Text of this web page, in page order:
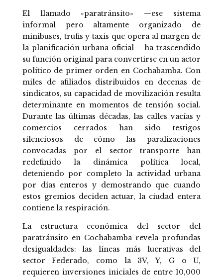
El llamado «paratránsito» —ese sistema
informal pero altamente organizado de
minibuses, trufis y taxis que opera al margen de
la planificación urbana oficial— ha trascendido
su función original para convertirse en un actor
político de primer orden en Cochabamba. Con
miles de afiliados distribuidos en decenas de
sindicatos, su capacidad de movilización resulta
determinante en momentos de tensión social.
Durante las últimas décadas, las calles vacías y
comercios cerrados han sido testigos
silenciosos de cómo las paralizaciones
convocadas por el sector transporte han
redefinido la dinámica política local,
deteniendo por completo la actividad urbana
por días enteros y demostrando que cuando
estos gremios deciden actuar, la ciudad entera
contiene la respiración.
La estructura económica del sector del
paratránsito en Cochabamba revela profundas
desigualdades: las líneas más lucrativas del
sector Federado, como la 3V, Y, G o U,
requieren inversiones iniciales de entre 10,000